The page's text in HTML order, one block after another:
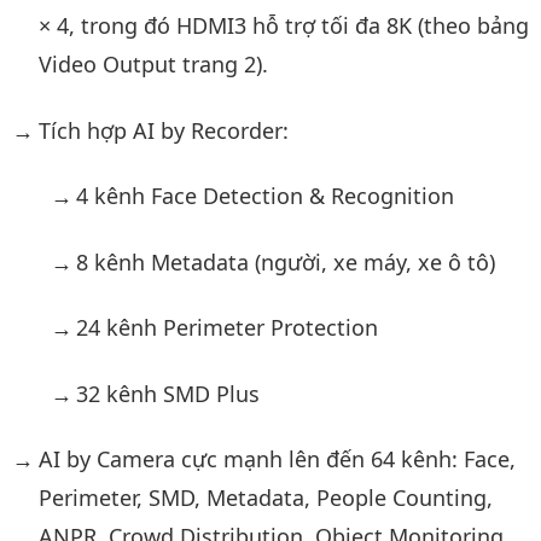
× 4, trong đó HDMI3 hỗ trợ tối đa 8K (theo bảng
Video Output trang 2).
Tích hợp AI by Recorder:
4 kênh Face Detection & Recognition
8 kênh Metadata (người, xe máy, xe ô tô)
24 kênh Perimeter Protection
32 kênh SMD Plus
AI by Camera cực mạnh lên đến 64 kênh: Face,
Perimeter, SMD, Metadata, People Counting,